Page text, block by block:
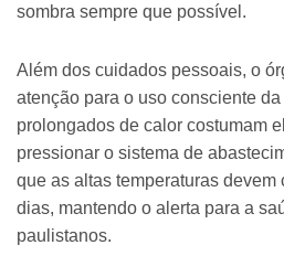
sombra sempre que possível.
Além dos cuidados pessoais, o
atenção para o uso consciente
prolongados de calor costumam
pressionar o sistema de
que as altas temperaturas
dias, mantendo o alerta para a
paulistanos.